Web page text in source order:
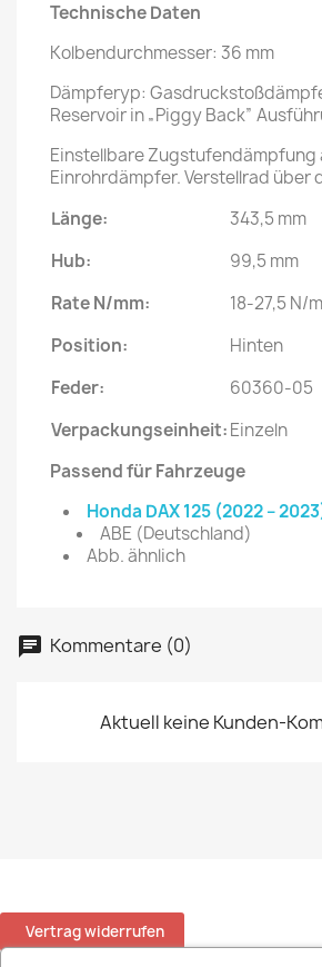
Technische Daten
Kolbendurchmesser: 36 mm
Dämpferyp:
Reservoir in „Piggy Back”
Einstellbare Zugstufendämpfung
Einrohrdämpfer. Verstellrad über
Länge:
343,5 mm
Hub:
99,5 mm
Rate N/mm:
18-27,5 N/
Position:
Hinten
Feder:
60360-05
Verpackungseinheit:Einzeln
Passend für Fahrzeuge
Honda DAX 125 (2022 –
ABE (Deutschland)
Abb. ähnlich
Kommentare (0)
Aktuell keine Kunden-
Vertrag widerrufen